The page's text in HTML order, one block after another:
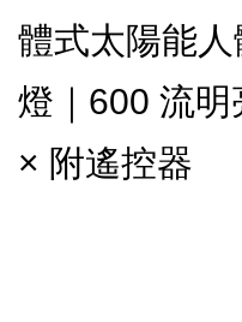
體式太陽能
燈｜600 流
× 附遙控器